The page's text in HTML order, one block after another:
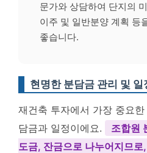
문가와 상담하여 단지의
이주 및 일반분양 계획 등
좋습니다.
현명한 분담금 관리 및
재건축 투자에서 가장 중요
담금과 일정이에요.
조합원
도금, 잔금으로 나누어지므